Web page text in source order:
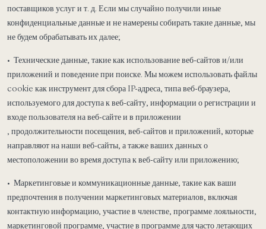
поставщиков услуг и т. д. Если мы случайно получили иные
конфиденциальные данные и не намерены собирать такие данные, мы
не будем обрабатывать их далее;
• Технические данные, такие как использование веб-сайтов и/или
приложений и поведение при поиске. Мы можем использовать файлы
cookie как инструмент для сбора IP-адреса, типа веб-браузера,
используемого для доступа к веб-сайту, информации о регистрации и
входе пользователя на веб-сайте и в приложении
, продолжительности посещения, веб-сайтов и приложений, которые
направляют на наши веб-сайты, а также ваших данных о
местоположении во время доступа к веб-сайту или приложению;
• Маркетинговые и коммуникационные данные, такие как ваши
предпочтения в получении маркетинговых материалов, включая
контактную информацию, участие в членстве, программе лояльности,
маркетинговой программе, участие в программе для часто летающих